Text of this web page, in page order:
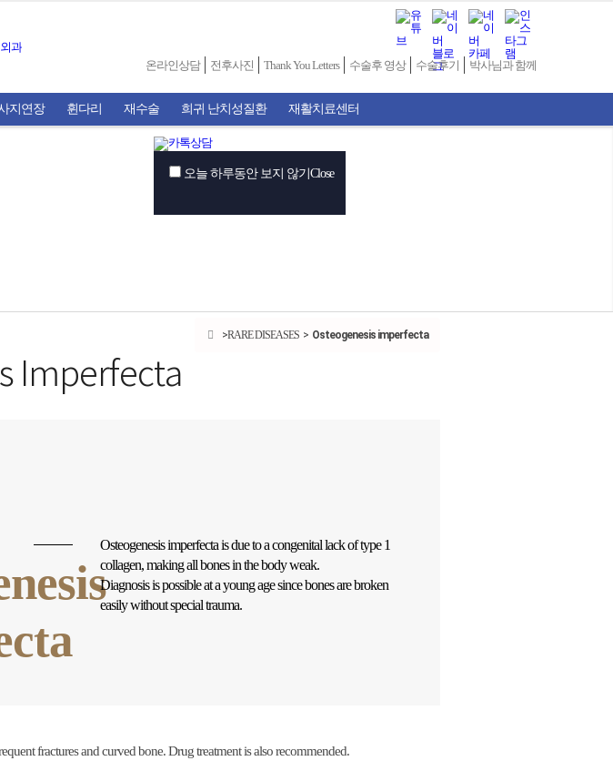
온라인상담 전후사진 Thank You Letters 수술후 영상 수술후기 박사님과 함께
지연장 휜다리 재수술 희귀 난치성질환 재활치료센터
RARE DISEASES Osteogenesis imperfecta
Imperfecta
Osteogenesis imperfecta is due to a congenital lack of type 1
collagen, making all bones in the body weak.
Diagnosis is possible at a young age since bones are broken
easily without special trauma.
fractures and curved bone. Drug treatment is also recommended.
오늘 하루동안 보지 않기 Close